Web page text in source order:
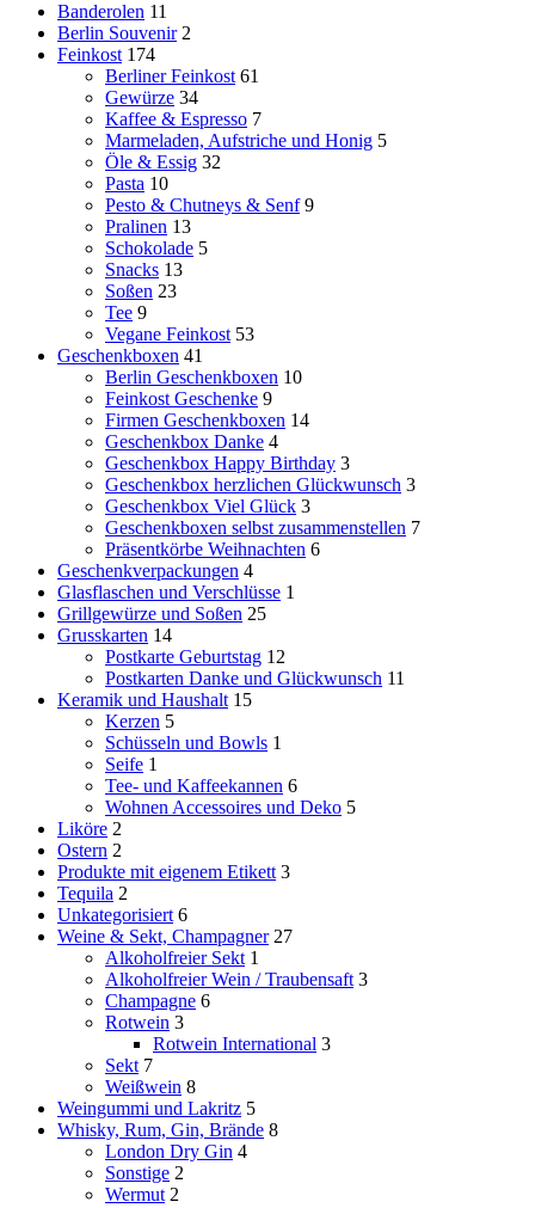
Banderolen 11
Berlin Souvenir 2
Feinkost 174
Berliner Feinkost 61
Gewürze 34
Kaffee & Espresso 7
Marmeladen, Aufstriche und Honig 5
Öle & Essig 32
Pasta 10
Pesto & Chutneys & Senf 9
Pralinen 13
Schokolade 5
Snacks 13
Soßen 23
Tee 9
Vegane Feinkost 53
Geschenkboxen 41
Berlin Geschenkboxen 10
Feinkost Geschenke 9
Firmen Geschenkboxen 14
Geschenkbox Danke 4
Geschenkbox Happy Birthday 3
Geschenkbox herzlichen Glückwunsch 3
Geschenkbox Viel Glück 3
Geschenkboxen selbst zusammenstellen 7
Präsentkörbe Weihnachten 6
Geschenkverpackungen 4
Glasflaschen und Verschlüsse 1
Grillgewürze und Soßen 25
Grusskarten 14
Postkarte Geburtstag 12
Postkarten Danke und Glückwunsch 11
Keramik und Haushalt 15
Kerzen 5
Schüsseln und Bowls 1
Seife 1
Tee- und Kaffeekannen 6
Wohnen Accessoires und Deko 5
Liköre 2
Ostern 2
Produkte mit eigenem Etikett 3
Tequila 2
Unkategorisiert 6
Weine & Sekt, Champagner 27
Alkoholfreier Sekt 1
Alkoholfreier Wein / Traubensaft 3
Champagne 6
Rotwein 3
Rotwein International 3
Sekt 7
Weißwein 8
Weingummi und Lakritz 5
Whisky, Rum, Gin, Brände 8
London Dry Gin 4
Sonstige 2
Wermut 2